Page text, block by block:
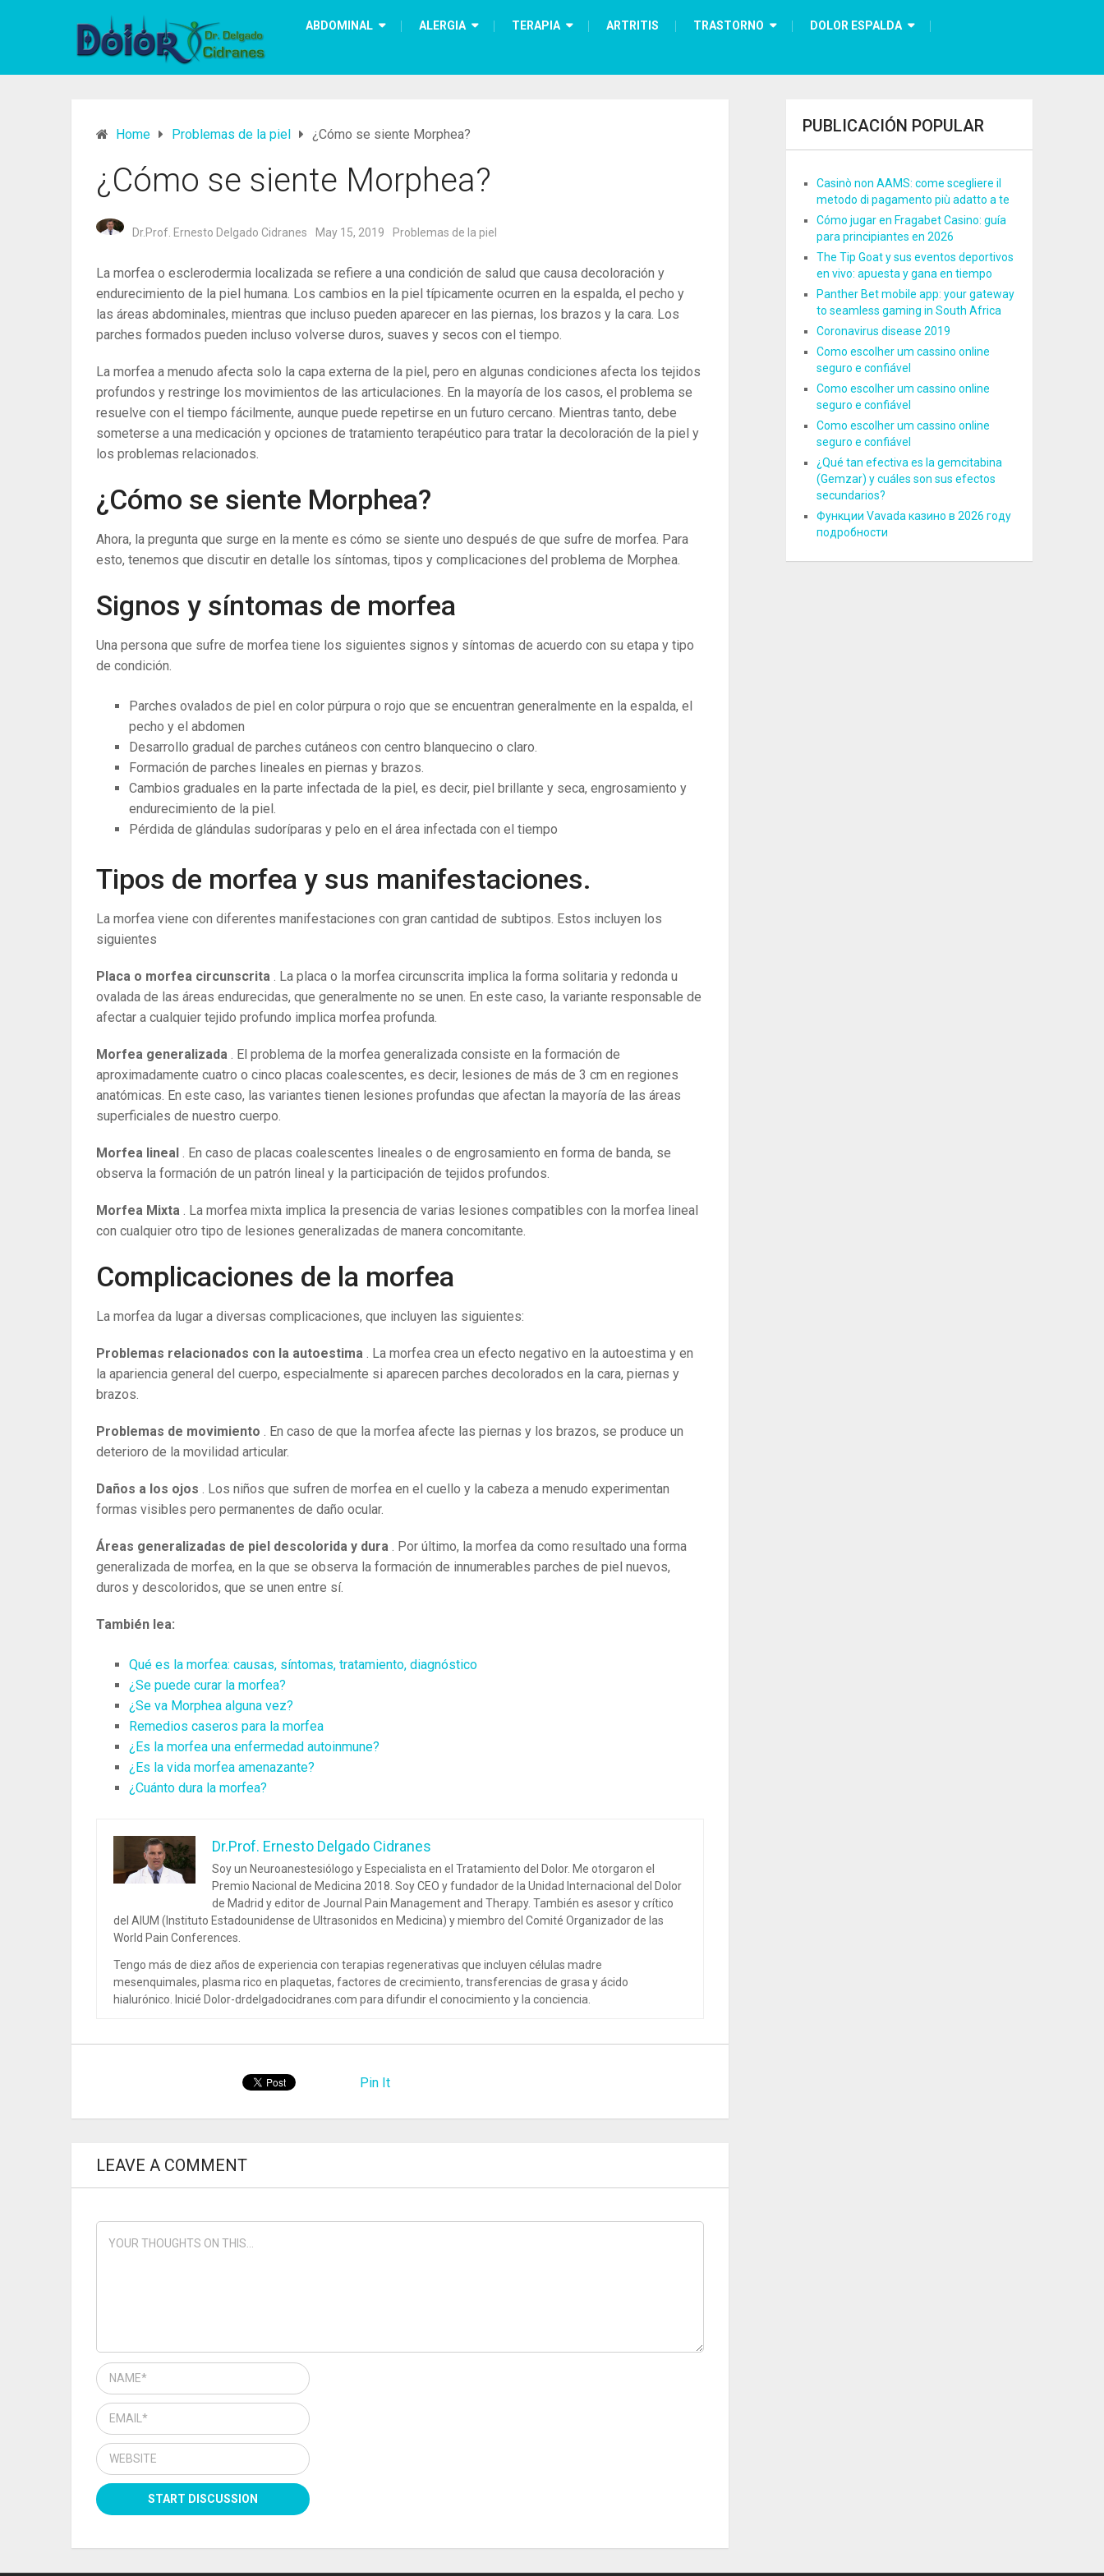
ABDOMINAL ALERGIA TERAPIA ARTRITIS TRASTORNO DOLOR ESPALDA
Home Problemas de la piel ¿Cómo se siente Morphea?
¿Cómo se siente Morphea?
Dr.Prof. Ernesto Delgado Cidranes May 15, 2019 Problemas de la piel
La morfea o esclerodermia localizada se refiere a una condición de salud que causa decoloración y
endurecimiento de la piel humana. Los cambios en la piel típicamente ocurren en la espalda, el pecho y
las áreas abdominales, mientras que incluso pueden aparecer en las piernas, los brazos y la cara. Los
parches formados pueden incluso volverse duros, suaves y secos con el tiempo.
La morfea a menudo afecta solo la capa externa de la piel, pero en algunas condiciones afecta los tejidos
profundos y restringe los movimientos de las articulaciones. En la mayoría de los casos, el problema se
resuelve con el tiempo fácilmente, aunque puede repetirse en un futuro cercano. Mientras tanto, debe
someterse a una medicación y opciones de tratamiento terapéutico para tratar la decoloración de la piel y
los problemas relacionados.
¿Cómo se siente Morphea?
Ahora, la pregunta que surge en la mente es cómo se siente uno después de que sufre de morfea. Para
esto, tenemos que discutir en detalle los síntomas, tipos y complicaciones del problema de Morphea.
Signos y síntomas de morfea
Una persona que sufre de morfea tiene los siguientes signos y síntomas de acuerdo con su etapa y tipo
de condición.
Parches ovalados de piel en color púrpura o rojo que se encuentran generalmente en la espalda, el
pecho y el abdomen
Desarrollo gradual de parches cutáneos con centro blanquecino o claro.
Formación de parches lineales en piernas y brazos.
Cambios graduales en la parte infectada de la piel, es decir, piel brillante y seca, engrosamiento y
endurecimiento de la piel.
Pérdida de glándulas sudoríparas y pelo en el área infectada con el tiempo
Tipos de morfea y sus manifestaciones.
La morfea viene con diferentes manifestaciones con gran cantidad de subtipos. Estos incluyen los
siguientes
Placa o morfea circunscrita . La placa o la morfea circunscrita implica la forma solitaria y redonda u
ovalada de las áreas endurecidas, que generalmente no se unen. En este caso, la variante responsable de
afectar a cualquier tejido profundo implica morfea profunda.
Morfea generalizada . El problema de la morfea generalizada consiste en la formación de
aproximadamente cuatro o cinco placas coalescentes, es decir, lesiones de más de 3 cm en regiones
anatómicas. En este caso, las variantes tienen lesiones profundas que afectan la mayoría de las áreas
superficiales de nuestro cuerpo.
Morfea lineal . En caso de placas coalescentes lineales o de engrosamiento en forma de banda, se
observa la formación de un patrón lineal y la participación de tejidos profundos.
Morfea Mixta . La morfea mixta implica la presencia de varias lesiones compatibles con la morfea lineal
con cualquier otro tipo de lesiones generalizadas de manera concomitante.
Complicaciones de la morfea
La morfea da lugar a diversas complicaciones, que incluyen las siguientes:
Problemas relacionados con la autoestima . La morfea crea un efecto negativo en la autoestima y en
la apariencia general del cuerpo, especialmente si aparecen parches decolorados en la cara, piernas y
brazos.
Problemas de movimiento . En caso de que la morfea afecte las piernas y los brazos, se produce un
deterioro de la movilidad articular.
Daños a los ojos . Los niños que sufren de morfea en el cuello y la cabeza a menudo experimentan
formas visibles pero permanentes de daño ocular.
Áreas generalizadas de piel descolorida y dura . Por último, la morfea da como resultado una forma
generalizada de morfea, en la que se observa la formación de innumerables parches de piel nuevos,
duros y descoloridos, que se unen entre sí.
También lea:
Qué es la morfea: causas, síntomas, tratamiento, diagnóstico
¿Se puede curar la morfea?
¿Se va Morphea alguna vez?
Remedios caseros para la morfea
¿Es la morfea una enfermedad autoinmune?
¿Es la vida morfea amenazante?
¿Cuánto dura la morfea?
Dr.Prof. Ernesto Delgado Cidranes
Soy un Neuroanestesiólogo y Especialista en el Tratamiento del Dolor. Me otorgaron el
Premio Nacional de Medicina 2018. Soy CEO y fundador de la Unidad Internacional del Dolor
de Madrid y editor de Journal Pain Management and Therapy. También es asesor y crítico
del AIUM (Instituto Estadounidense de Ultrasonidos en Medicina) y miembro del Comité Organizador de las
World Pain Conferences.
Tengo más de diez años de experiencia con terapias regenerativas que incluyen células madre
mesenquimales, plasma rico en plaquetas, factores de crecimiento, transferencias de grasa y ácido
hialurónico. Inicié Dolor-drdelgadocidranes.com para difundir el conocimiento y la conciencia.
Pin It
LEAVE A COMMENT
PUBLICACIÓN POPULAR
Casinò non AAMS: come scegliere il
metodo di pagamento più adatto a te
Cómo jugar en Fragabet Casino: guía
para principiantes en 2026
The Tip Goat y sus eventos deportivos
en vivo: apuesta y gana en tiempo
Panther Bet mobile app: your gateway
to seamless gaming in South Africa
Coronavirus disease 2019
Como escolher um cassino online
seguro e confiável
Como escolher um cassino online
seguro e confiável
Como escolher um cassino online
seguro e confiável
¿Qué tan efectiva es la gemcitabina
(Gemzar) y cuáles son sus efectos
secundarios?
Функции Vavada казино в 2026 году
подробности